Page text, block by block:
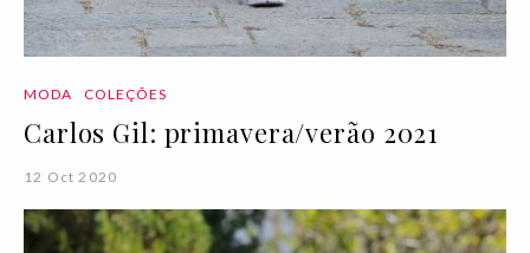
MODA COLEÇÕES
Carlos Gil: primavera/verão 2021
12 Oct 2020